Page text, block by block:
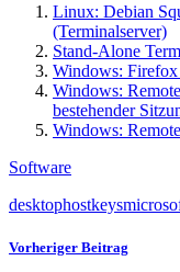
Linux: Debian
(Terminalserver)
Stand-Alone
Windows:
Windows:
bestehender
Windows:
Software
desktophostkeys
Vorheriger Beitrag